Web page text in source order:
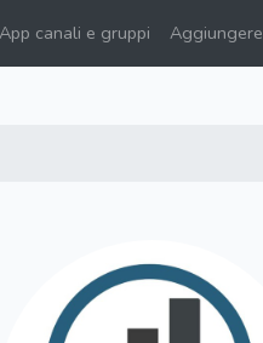
canali e gruppi Aggiungere